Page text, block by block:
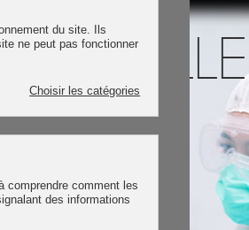
du site. Ils
ne peut pas fonctionner
Choisir les catégories
comprendre comment les
des informations